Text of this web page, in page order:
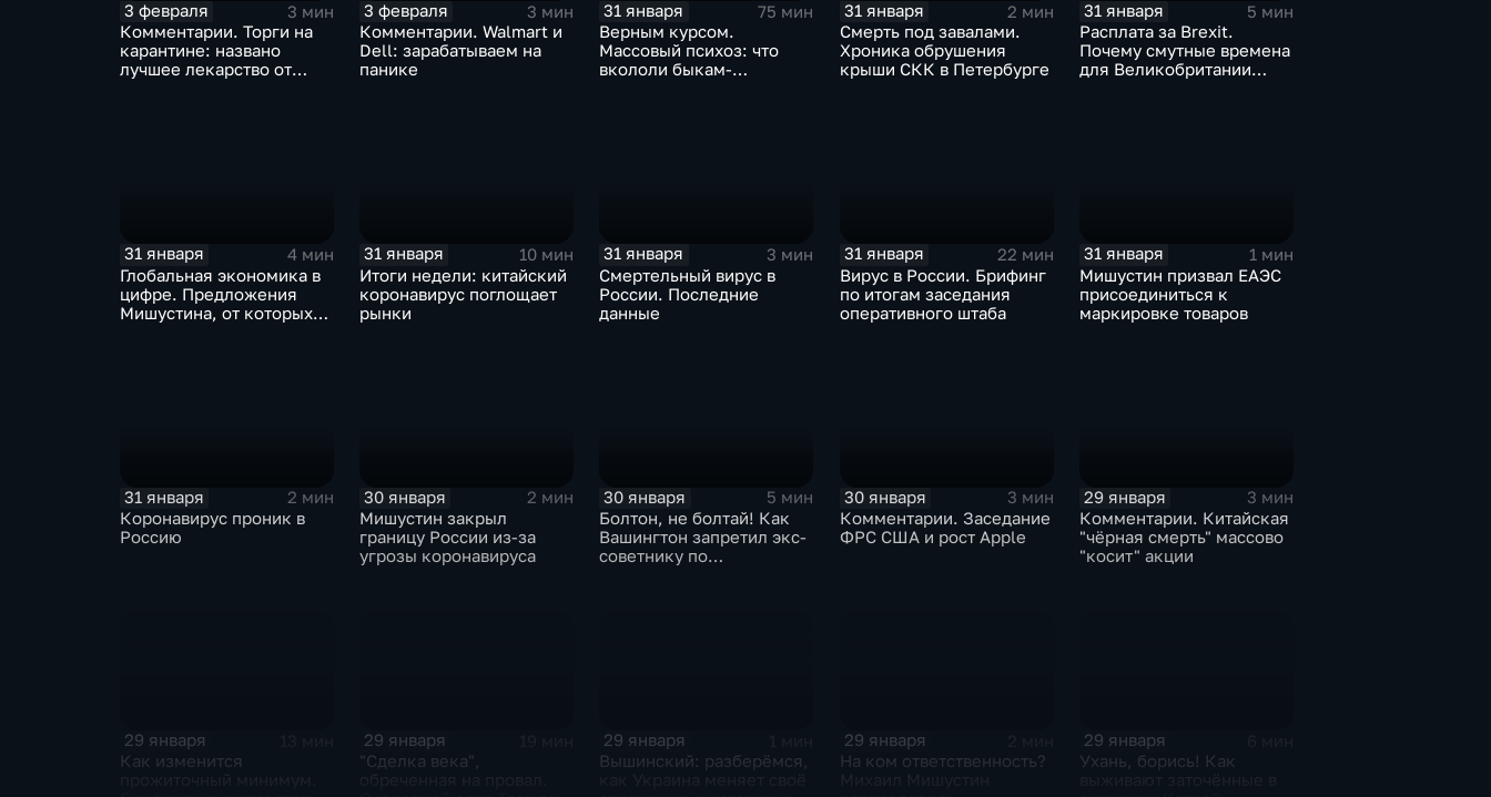
3 февраля
3 мин
Комментарии. Торги на
карантине: названо
лучшее лекарство от
3 февраля
3 мин
Комментарии. Walmart и
Dell: зарабатываем на
панике
31 января
75 мин
Верным курсом.
Массовый психоз: что
вкололи быкам-
31 января
2 мин
Смерть под завалами.
Хроника обрушения
крыши СКК в Петербурге
31 января
5 мин
Расплата за Brexit.
Почему смутные времена
для Великобритании
31 января
4 мин
Глобальная экономика в
цифре. Предложения
Мишустина, от которых
31 января
10 мин
Итоги недели: китайский
коронавирус поглощает
рынки
31 января
3 мин
Смертельный вирус в
России. Последние
данные
31 января
22 мин
Вирус в России. Брифинг
по итогам заседания
оперативного штаба
31 января
1 мин
Мишустин призвал ЕАЭС
присоединиться к
маркировке товаров
31 января
2 мин
Коронавирус проник в
Россию
30 января
2 мин
Мишустин закрыл
границу России из-за
угрозы коронавируса
30 января
5 мин
Болтон, не болтай! Как
Вашингтон запретил экс-
советнику по
30 января
3 мин
Комментарии. Заседание
ФРС США и рост Apple
29 января
3 мин
Комментарии. Китайская
"чёрная смерть" массово
"косит" акции
29 января
Как изменится
29 января
"Сделка века",
29 января
Вышинский: разберёмся,
29 января
На ком ответственность?
29 января
Ухань, борись! Как